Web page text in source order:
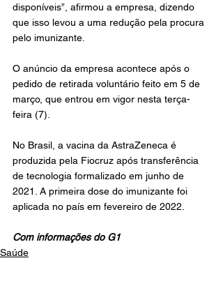
disponíveis”, afirmou a empresa, dizendo
que isso levou a uma redução pela procura
pelo imunizante.
O anúncio da empresa acontece após o
pedido de retirada voluntário feito em 5 de
março, que entrou em vigor nesta terça-
feira (7).
No Brasil, a vacina da AstraZeneca é
produzida pela Fiocruz após transferência
de tecnologia formalizado em junho de
2021. A primeira dose do imunizante foi
aplicada no país em fevereiro de 2022.
Com informações do G1
Saúde